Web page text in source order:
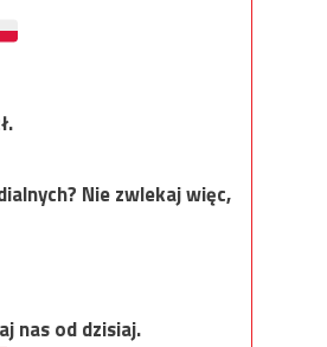
Nie zwlekaj więc,
nas od dzisiaj.